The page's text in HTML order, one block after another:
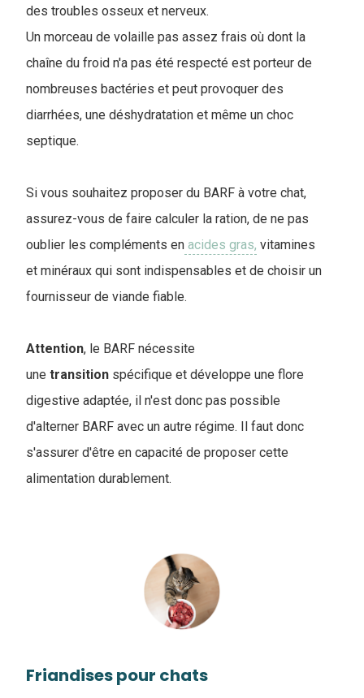
des troubles osseux et nerveux.
Un morceau de volaille pas assez frais où dont la
chaîne du froid n'a pas été respecté est porteur de
nombreuses bactéries et peut provoquer des
diarrhées, une déshydratation et même un choc
septique.
Si vous souhaitez proposer du BARF à votre chat,
assurez-vous de faire calculer la ration, de ne pas
oublier les compléments en acides gras, vitamines
et minéraux qui sont indispensables et de choisir un
fournisseur de viande fiable.
Attention, le BARF nécessite
une transition spécifique et développe une flore
digestive adaptée, il n'est donc pas possible
d'alterner BARF avec un autre régime. Il faut donc
s'assurer d'être en capacité de proposer cette
alimentation durablement.
Friandises pour chats